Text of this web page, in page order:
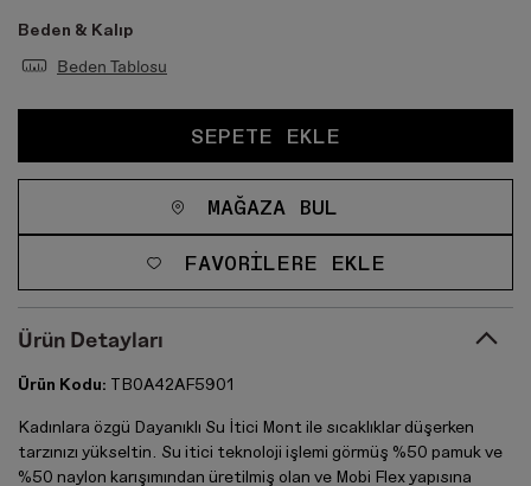
Beden & Kalıp
Beden Tablosu
SEPETE EKLE
MAĞAZA BUL
FAVORILERE EKLE
Ürün Detayları
Ürün Kodu: TB0A42AF5901
Kadınlara özgü Dayanıklı Su İtici Mont ile sıcaklıklar düşerken
tarzınızı yükseltin. Su itici teknoloji işlemi görmüş %50 pamuk ve
%50 naylon karışımından üretilmiş olan ve Mobi Flex yapısına